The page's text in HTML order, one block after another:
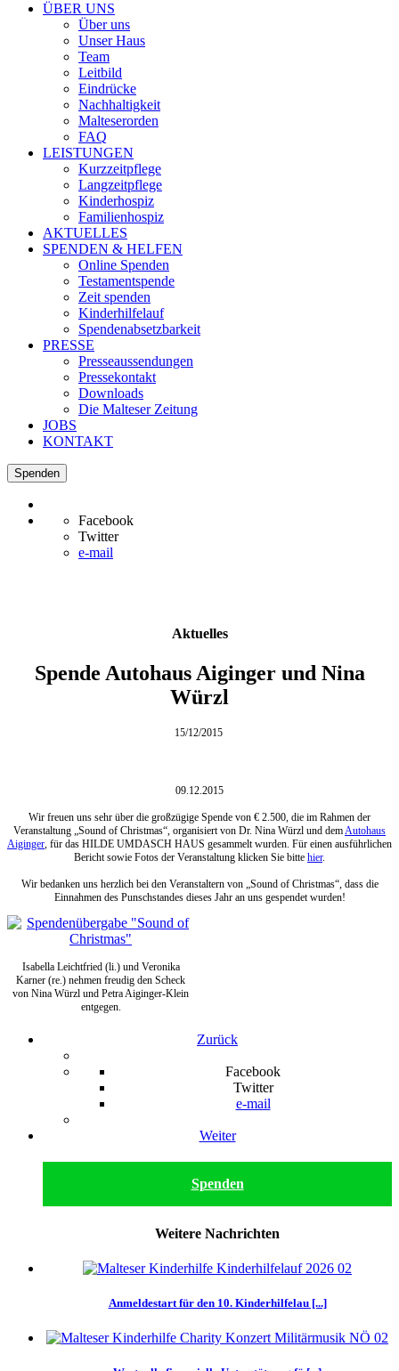
ÜBER UNS
Über uns
Unser Haus
Team
Leitbild
Eindrücke
Nachhaltigkeit
Malteserorden
FAQ
LEISTUNGEN
Kurzzeitpflege
Langzeitpflege
Kinderhospiz
Familienhospiz
AKTUELLES
SPENDEN & HELFEN
Online Spenden
Testamentspende
Zeit spenden
Kinderhilfelauf
Spendenabsetzbarkeit
PRESSE
Presseaussendungen
Pressekontakt
Downloads
Die Malteser Zeitung
JOBS
KONTAKT
Spenden
Facebook
Twitter
e-mail
Aktuelles
Spende Autohaus Aiginger und Nina
Würzl
15/12/2015
09.12.2015
Wir freuen uns sehr über die großzügige Spende von € 2.500, die im Rahmen der
Veranstaltung „Sound of Christmas“, organisiert von Dr. Nina Würzl und demAutohaus
Aiginger, für das HILDE UMDASCH HAUS gesammelt wurden. Für einen ausführlichen
Bericht sowie Fotos der Veranstaltung klicken Sie bitte hier.
Wir bedanken uns herzlich bei den Veranstaltern von „Sound of Christmas“, dass die
Einnahmen des Punschstandes dieses Jahr an uns gespendet wurden!
Isabella Leichtfried (li.) und Veronika
Karner (re.) nehmen freudig den Scheck
von Nina Würzl und Petra Aiginger-Klein
entgegen.
Zurück
Facebook
Twitter
e-mail
Weiter
Spenden
Weitere Nachrichten
Anmeldestart für den 10. Kinderhilfelau [...]